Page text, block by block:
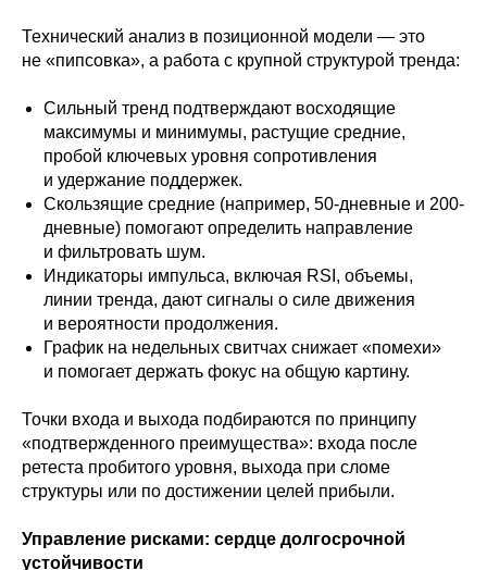
Технический анализ в позиционной модели — это
не «пипсовка», а работа с крупной структурой тренда:
Сильный тренд подтверждают восходящие
максимумы и минимумы, растущие средние,
пробой ключевых уровня сопротивления
и удержание поддержек.
Скользящие средние (например, 50-дневные и 200-
дневные) помогают определить направление
и фильтровать шум.
Индикаторы импульса, включая RSI, объемы,
линии тренда, дают сигналы о силе движения
и вероятности продолжения.
График на недельных свитчах снижает «помехи»
и помогает держать фокус на общую картину.
Точки входа и выхода подбираются по принципу
«подтвержденного преимущества»: входа после
ретеста пробитого уровня, выхода при сломе
структуры или по достижении целей прибыли.
Управление рисками: сердце долгосрочной
устойчивости